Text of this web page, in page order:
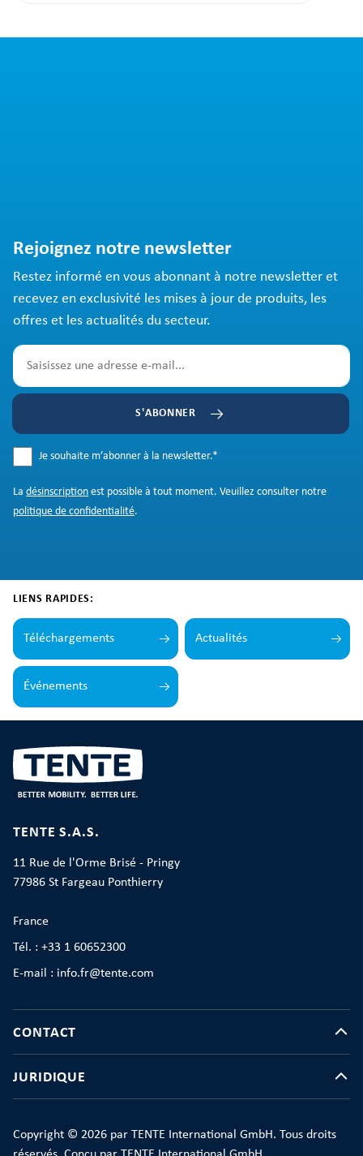
Rejoignez notre newsletter
Restez informé en vous abonnant à notre newsletter et
recevez en exclusivité les mises à jour de produits, les
offres et les actualités du secteur.
S'ABONNER
Je souhaite m’abonner à la newsletter.*
La désinscription est possible à tout moment. Veuillez consulter notre
politique de confidentialité.
LIENS RAPIDES:
Téléchargements Actualités
Événements
TENTE S.A.S.
11 Rue de l'Orme Brisé - Pringy
77986 St Fargeau Ponthierry
France
Tél. : +33 1 60652300
E-mail : info.fr@tente.com
CONTACT
JURIDIQUE
Copyright © 2026 par TENTE International GmbH. Tous droits